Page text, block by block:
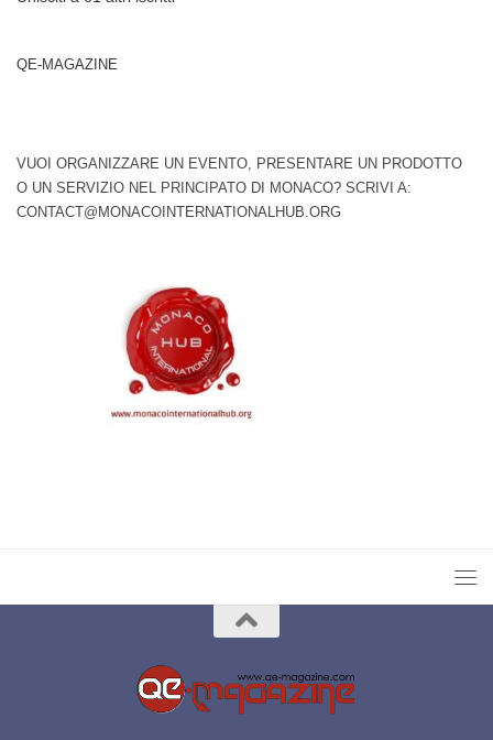
QE-MAGAZINE
VUOI ORGANIZZARE UN EVENTO, PRESENTARE UN PRODOTTO
O UN SERVIZIO NEL PRINCIPATO DI MONACO? SCRIVI A:
CONTACT@MONACOINTERNATIONALHUB.ORG